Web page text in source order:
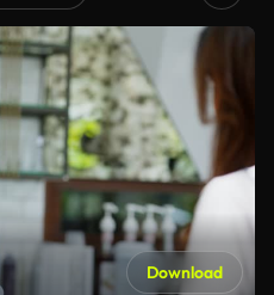
Download